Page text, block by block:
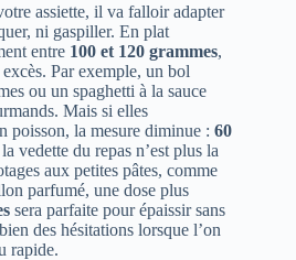
assiette, il va falloir adapter
ni gaspiller. En plat
entre 100 et 120 grammes,
Par exemple, un bol
ou un spaghetti à la sauce
Mais si elles
poisson, la mesure diminue : 60
vedette du repas n’est plus la
aux petites pâtes, comme
parfumé, une dose plus
sera parfaite pour épaissir sans
des hésitations lorsque l’on
rapide.